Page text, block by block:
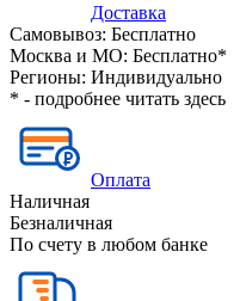
Доставка
Самовывоз: Бесплатно
Москва и МО: Бесплатно*
Регионы: Индивидуально
* - подробнее читать здесь
Оплата
Наличная
Безналичная
По счету в любом банке